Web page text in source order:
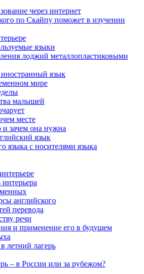
через интернет
по Скайпу поможет в изучении
языки
лоджий металлопластиковыми
язык
мире
малышей
месте
зачем она нужна
язык
языка с носителями языка
английского
перевода
речи
и применение его в будущем
летний лагерь
– в России или за рубежом?